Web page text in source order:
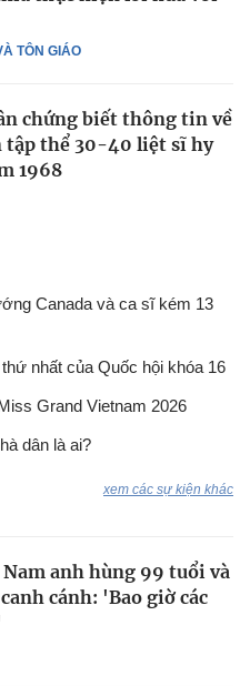
TÔN GIÁO
chứng biết thông tin về
tập thể 30-40 liệt sĩ hy
1968
Canada và ca sĩ kém 13
nhất của Quốc hội khóa 16
Grand Vietnam 2026
dân là ai?
xem các sự kiện khác
anh hùng 99 tuổi và
cánh: 'Bao giờ các